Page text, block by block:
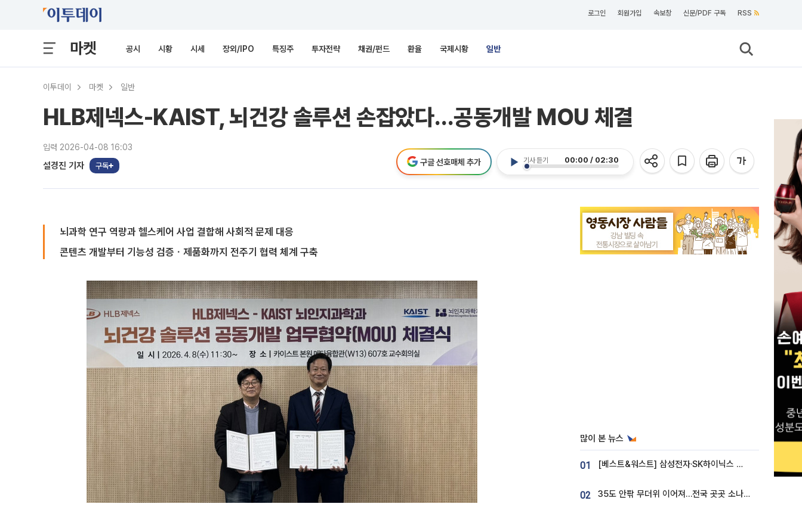
로그인 회원가입 속보창 신문/PDF 구독 RSS
마켓 공시 시황 시세 장외/IPO 특징주 투자전략 채권/펀드 환율 국제시황 일반
이투데이 마켓 일반
HLB제넥스-KAIST, 뇌건강 솔루션 손잡았다…공동개발 MOU 체결
입력 2026-04-08 16:03
설경진 기자 구독
기사 듣기 00:00 / 02:30
구글 선호매체 추가
뇌과학 연구 역량과 헬스케어 사업 결합해 사회적 문제 대응
콘텐츠 개발부터 기능성 검증ㆍ제품화까지 전주기 협력 체계 구축
많이 본 뉴스
01 [베스트&워스트] 삼성전자·SK하이닉스 밀린 한 주…상상인증권은 85% 급등
02 35도 안팎 무더위 이어져…전국 곳곳 소나기 [오늘 날씨]